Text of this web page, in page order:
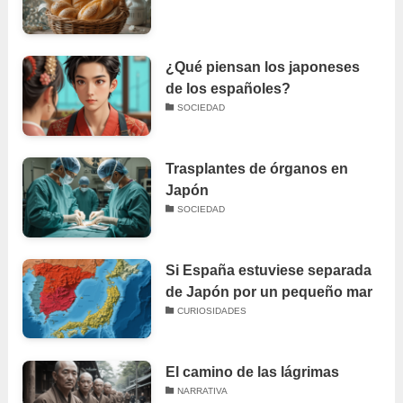
¿Qué piensan los japoneses
de los españoles?
SOCIEDAD
Trasplantes de órganos en
Japón
SOCIEDAD
Si España estuviese separada
de Japón por un pequeño mar
CURIOSIDADES
El camino de las lágrimas
NARRATIVA